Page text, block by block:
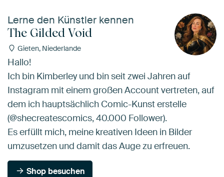
Lerne den Künstler kennen
The Gilded Void
Gieten, Niederlande
Hallo!
Ich bin Kimberley und bin seit zwei Jahren auf
Instagram mit einem großen Account vertreten, auf
dem ich hauptsächlich Comic-Kunst erstelle
(@shecreatescomics, 40.000 Follower).
Es erfüllt mich, meine kreativen Ideen in Bilder
umzusetzen und damit das Auge zu erfreuen.
Shop besuchen